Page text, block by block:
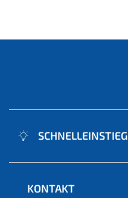
SCHNELLEINSTIEG
KONTAKT